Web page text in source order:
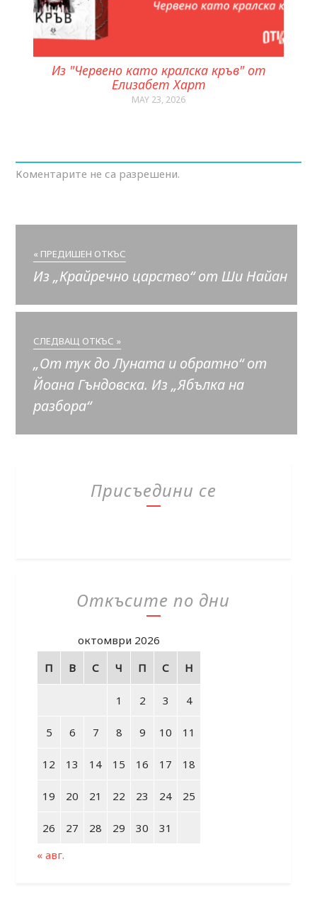
Из "Червено като кралска кръв" от
Елизабет Харт
MAY 23, 2026
Коментарите не са разрешени.
« ПРЕДИШЕН ОТКЪС
Из „Крайречно царство“ от Ши Найан
СЛЕДВАЩ ОТКЪС »
„От тук до Луната и обратно“ от
Йоана Гъндовска. Из „Ябълка на
разбора“
Присъедини се
Откъсите по дни
октомври 2026
П
В С Ч П С Н
1 2 3 4
5 6 7 8 9 10 11
12 13 14 15 16 17 18
19 20 21 22 23 24 25
26 27 28 29 30
31
« авг.